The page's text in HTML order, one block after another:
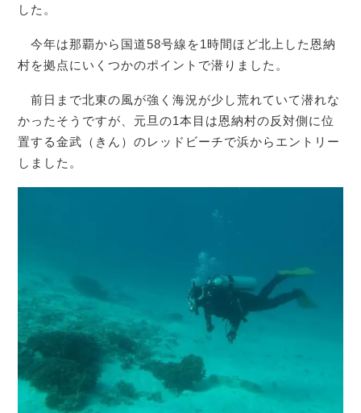
した。
今年は那覇から国道58号線を1時間ほど北上した恩納
村を拠点にいくつかのポイントで潜りました。
前日まで北東の風が強く海況が少し荒れていて潜れな
かったそうですが、元旦の1本目は恩納村の反対側に位
置する金武（きん）のレッドビーチで浜からエントリー
しました。